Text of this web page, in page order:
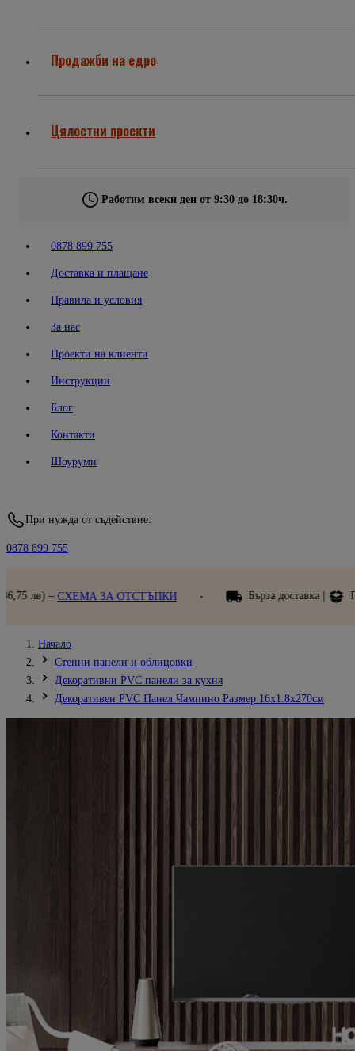
Продажби на едро
Цялостни проекти
Работим всеки ден от 9:30 до 18:30ч.
0878 899 755
Доставка и плащане
Правила и условия
За нас
Проекти на клиенти
Инструкции
Блог
Контакти
Шоуруми
При нужда от съдействие:
0878 899 755
ОТСТЪПКИ Бърза доставка | Преглед при
Начало
Стенни панели и облицовки
Декоративни PVC панели за кухня
Декоративен PVC Панел Чампино Размер 16х1.8х270см